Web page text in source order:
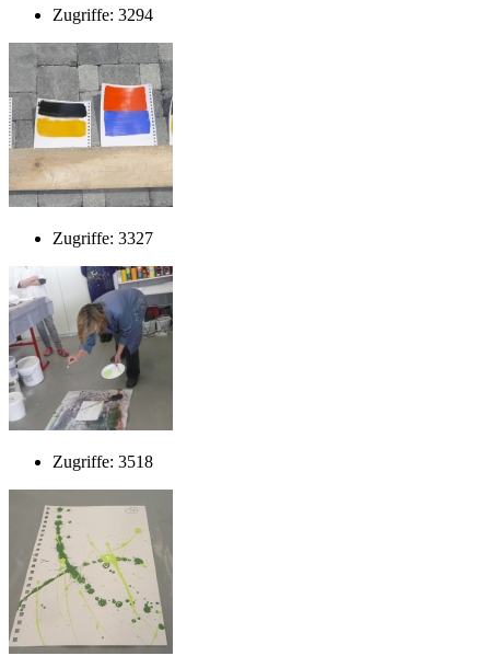
Zugriffe: 3294
Zugriffe: 3327
Zugriffe: 3518